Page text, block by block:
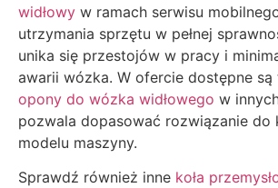
widłowy w ramach serwisu
utrzymania sprzętu w pełnej
unika się przestojów w pracy i
awarii wózka. W ofercie dostępne
opony do wózka widłowego w
pozwala dopasować rozwiązanie do
modelu maszyny.
Sprawdź również inne koła